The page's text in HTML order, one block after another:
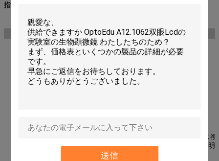
送信
指定:
指定 A15.1017
A
頭部
双眼頭部
●
Trinocularの頭部
接眼レンズ
客観的
無限計画の無色の目的4×/0.1/∞/- WD25.4mm
無限計画の無色の目的10×/0.25/∞/- WD11.0mm
集中
同軸精密な及び粗調整
コーラーの照明、アイリス開口絞りおよびアイリス
ゲン ランプ、調節可能な明るさが付いているEpi照明